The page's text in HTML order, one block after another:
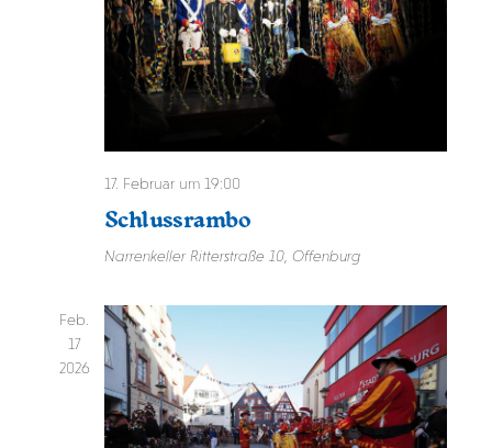
17. Februar um 19:00
Schlussrambo
Narrenkeller Ritterstraße 10, Offenburg
Feb.
17
2026